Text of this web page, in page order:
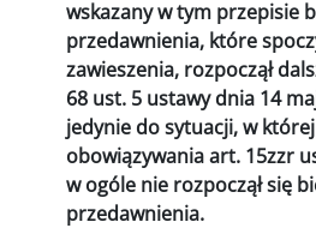
wskazany w tym przepisie
przedawnienia, które
zawieszenia, rozpoczął
68 ust. 5 ustawy dnia 14
jedynie do sytuacji, w
obowiązywania art. 15zzr
w ogóle nie rozpoczął się
przedawnienia.